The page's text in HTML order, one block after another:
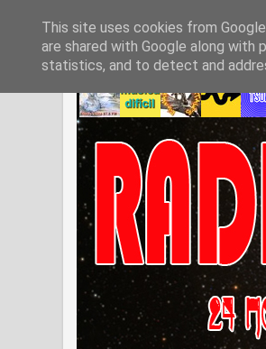
This site uses cookies from
are shared with Google along
statistics, and to detect and